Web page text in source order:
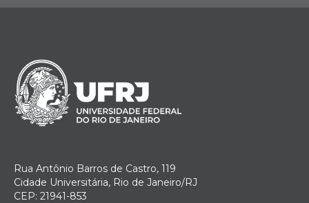
Rua Antônio Barros de Castro, 119
Cidade Universitária, Rio de Janeiro/RJ
CEP: 21941-853